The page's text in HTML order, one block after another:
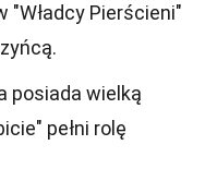
"Władcy Pierścieni"
posiada wielką
pełni rolę